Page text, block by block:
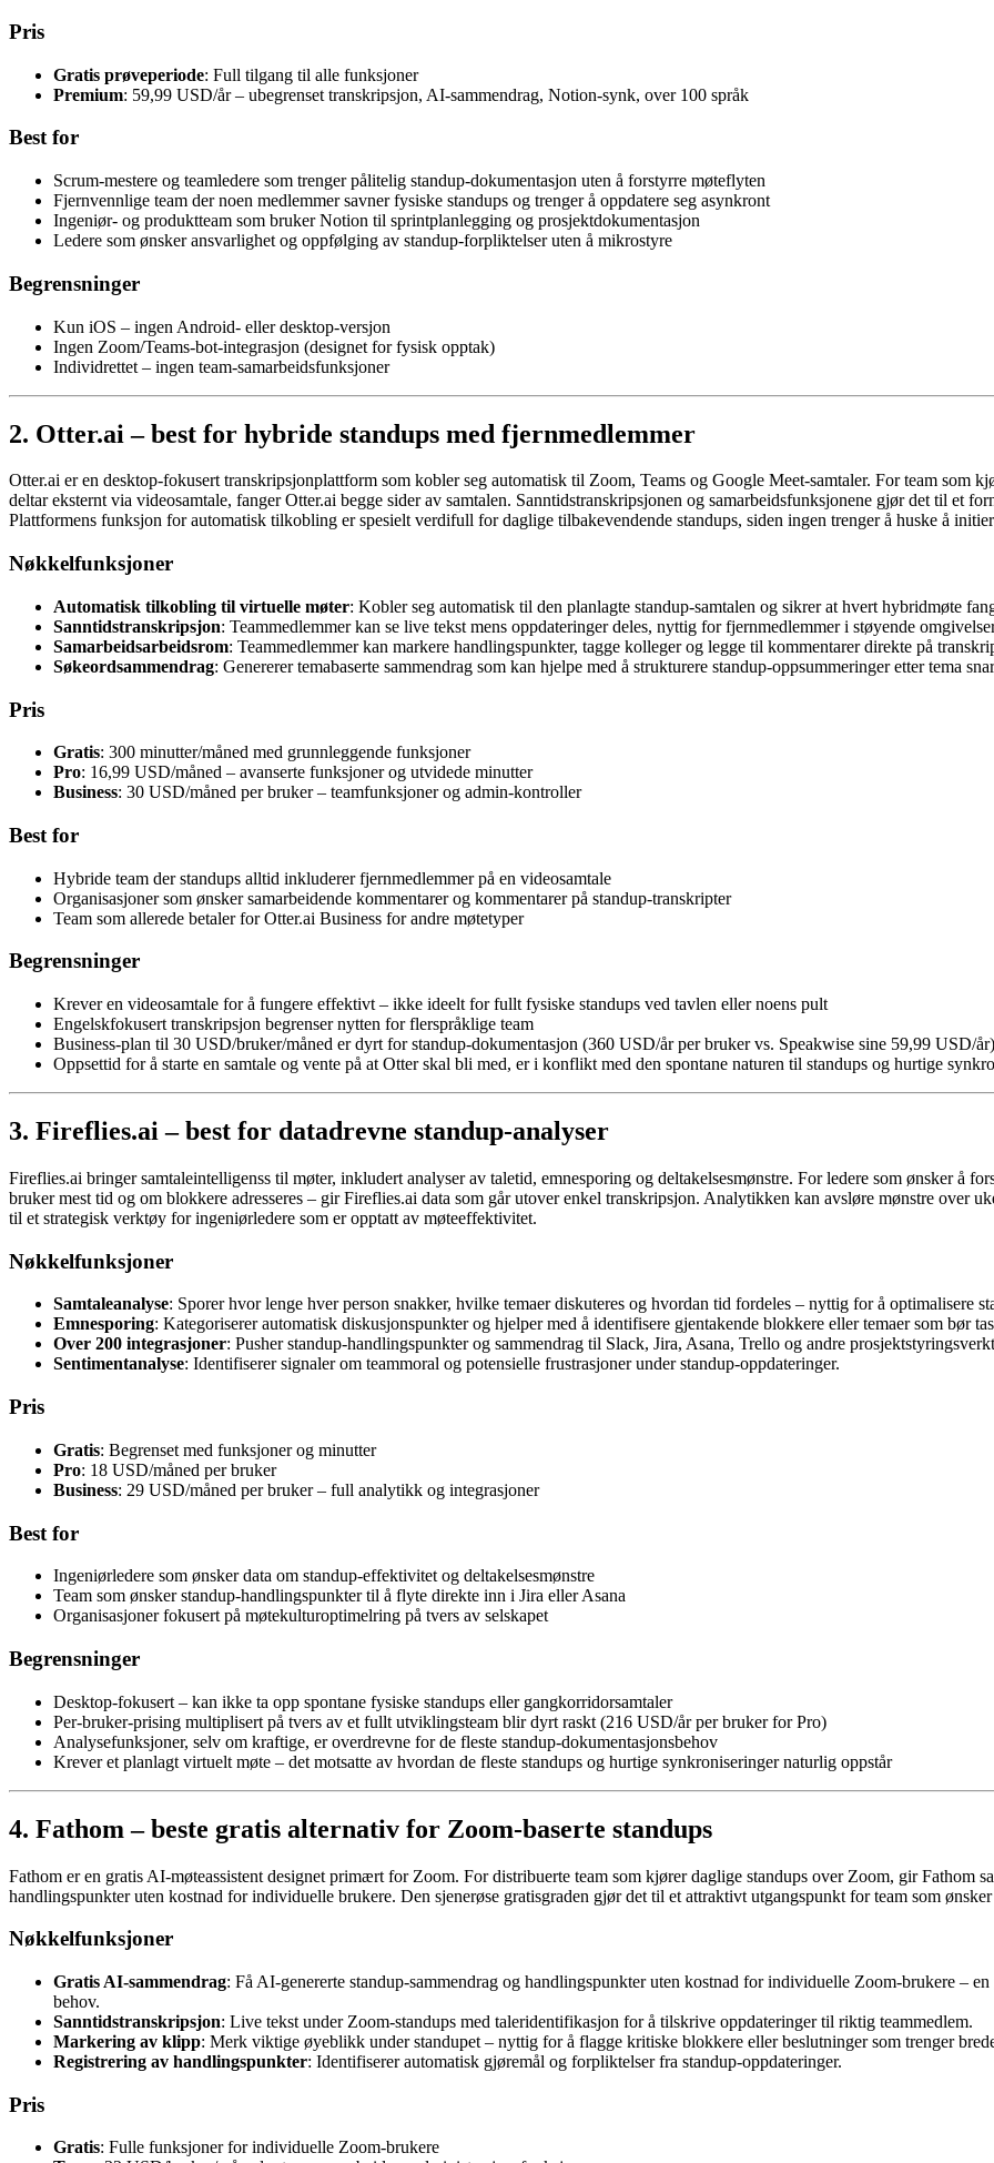
Pris
Gratis prøveperiode: Full tilgang til alle funksjoner
Premium: 59,99 USD/år – ubegrenset transkripsjon, AI-sammendrag, Notion-synk, over 100 språk
Best for
Scrum-mestere og teamledere som trenger pålitelig standup-dokumentasjon uten å forstyrre møteflyten
Fjernvennlige team der noen medlemmer savner fysiske standups og trenger å oppdatere seg asynkront
Ingeniør- og produktteam som bruker Notion til sprintplanlegging og prosjektdokumentasjon
Ledere som ønsker ansvarlighet og oppfølging av standup-forpliktelser uten å mikrostyre
Begrensninger
Kun iOS – ingen Android- eller desktop-versjon
Ingen Zoom/Teams-bot-integrasjon (designet for fysisk opptak)
Individrettet – ingen team-samarbeidsfunksjoner
2. Otter.ai – best for hybride standups med fjernmedlemmer
Otter.ai er en desktop-fokusert transkripsjonplattform som kobler seg automatisk til Zoom, Teams og Google Meet-samtaler. For team som
deltar eksternt via videosamtale, fanger Otter.ai begge sider av samtalen. Sanntidstranskripsjonen og samarbeidsfunksjonene gjør det til et
Plattformens funksjon for automatisk tilkobling er spesielt verdifull for daglige tilbakevendende standups, siden ingen trenger å huske å
Nøkkelfunksjoner
Automatisk tilkobling til virtuelle møter: Kobler seg automatisk til den planlagte standup-samtalen og sikrer at hvert hybridmøte
Sanntidstranskripsjon: Teammedlemmer kan se live tekst mens oppdateringer deles, nyttig for fjernmedlemmer i støyende
Samarbeidsarbeidsrom: Teammedlemmer kan markere handlingspunkter, tagge kolleger og legge til kommentarer direkte på
Søkeordsammendrag: Genererer temabaserte sammendrag som kan hjelpe med å strukturere standup-oppsummeringer etter tema
Pris
Gratis: 300 minutter/måned med grunnleggende funksjoner
Pro: 16,99 USD/måned – avanserte funksjoner og utvidede minutter
Business: 30 USD/måned per bruker – teamfunksjoner og admin-kontroller
Best for
Hybride team der standups alltid inkluderer fjernmedlemmer på en videosamtale
Organisasjoner som ønsker samarbeidende kommentarer og kommentarer på standup-transkripter
Team som allerede betaler for Otter.ai Business for andre møtetyper
Begrensninger
Krever en videosamtale for å fungere effektivt – ikke ideelt for fullt fysiske standups ved tavlen eller noens pult
Engelskfokusert transkripsjon begrenser nytten for flerspråklige team
Business-plan til 30 USD/bruker/måned er dyrt for standup-dokumentasjon (360 USD/år per bruker vs. Speakwise sine 59,99 USD/år)
Oppsettid for å starte en samtale og vente på at Otter skal bli med, er i konflikt med den spontane naturen til standups og hurtige
3. Fireflies.ai – best for datadrevne standup-analyser
Fireflies.ai bringer samtaleintelligenss til møter, inkludert analyser av taletid, emnesporing og deltakelsesmønstre. For ledere som ønsker å
bruker mest tid og om blokkere adresseres – gir Fireflies.ai data som går utover enkel transkripsjon. Analytikken kan avsløre mønstre over
til et strategisk verktøy for ingeniørledere som er opptatt av møteeffektivitet.
Nøkkelfunksjoner
Samtaleanalyse: Sporer hvor lenge hver person snakker, hvilke temaer diskuteres og hvordan tid fordeles – nyttig for å optimalisere
Emnesporing: Kategoriserer automatisk diskusjonspunkter og hjelper med å identifisere gjentakende blokkere eller temaer som bør
Over 200 integrasjoner: Pusher standup-handlingspunkter og sammendrag til Slack, Jira, Asana, Trello og andre
Sentimentanalyse: Identifiserer signaler om teammoral og potensielle frustrasjoner under standup-oppdateringer.
Pris
Gratis: Begrenset med funksjoner og minutter
Pro: 18 USD/måned per bruker
Business: 29 USD/måned per bruker – full analytikk og integrasjoner
Best for
Ingeniørledere som ønsker data om standup-effektivitet og deltakelsesmønstre
Team som ønsker standup-handlingspunkter til å flyte direkte inn i Jira eller Asana
Organisasjoner fokusert på møtekulturoptimelring på tvers av selskapet
Begrensninger
Desktop-fokusert – kan ikke ta opp spontane fysiske standups eller gangkorridorsamtaler
Per-bruker-prising multiplisert på tvers av et fullt utviklingsteam blir dyrt raskt (216 USD/år per bruker for Pro)
Analysefunksjoner, selv om kraftige, er overdrevne for de fleste standup-dokumentasjonsbehov
Krever et planlagt virtuelt møte – det motsatte av hvordan de fleste standups og hurtige synkroniseringer naturlig oppstår
4. Fathom – beste gratis alternativ for Zoom-baserte standups
Fathom er en gratis AI-møteassistent designet primært for Zoom. For distribuerte team som kjører daglige standups over Zoom, gir Fathom
handlingspunkter uten kostnad for individuelle brukere. Den sjenerøse gratisgraden gjør det til et attraktivt utgangspunkt for team som
Nøkkelfunksjoner
Gratis AI-sammendrag: Få AI-genererte standup-sammendrag og handlingspunkter uten kostnad for individuelle Zoom-brukere –
behov.
Sanntidstranskripsjon: Live tekst under Zoom-standups med taleridentifikasjon for å tilskrive oppdateringer til riktig teammedlem.
Markering av klipp: Merk viktige øyeblikk under standupet – nyttig for å flagge kritiske blokkere eller beslutninger som trenger
Registrering av handlingspunkter: Identifiserer automatisk gjøremål og forpliktelser fra standup-oppdateringer.
Pris
Gratis: Fulle funksjoner for individuelle Zoom-brukere